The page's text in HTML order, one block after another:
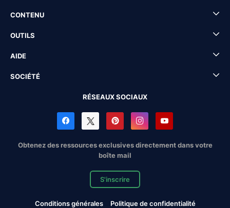
CONTENU
OUTILS
AIDE
SOCIÉTÉ
RÉSEAUX SOCIAUX
Obtenez des ressources exclusives directement dans votre
boîte mail
S'inscrire
Conditions générales
Politique de confidentialité